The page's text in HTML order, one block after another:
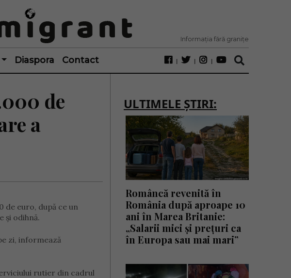
Informația fără granițe
Diaspora Contact
de
a
euro, după ce un
și odihnă.
zi, informează
rutier din cadrul
ULTIMELE ȘTIRI:
Româncă revenită în
România după aproape 10
ani în Marea Britanie:
„Salarii mici și prețuri ca
în Europa sau mai mari”